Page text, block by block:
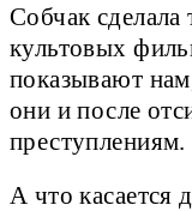
Собчак
культовых
показывают
они и после
преступлениям.
А что касается